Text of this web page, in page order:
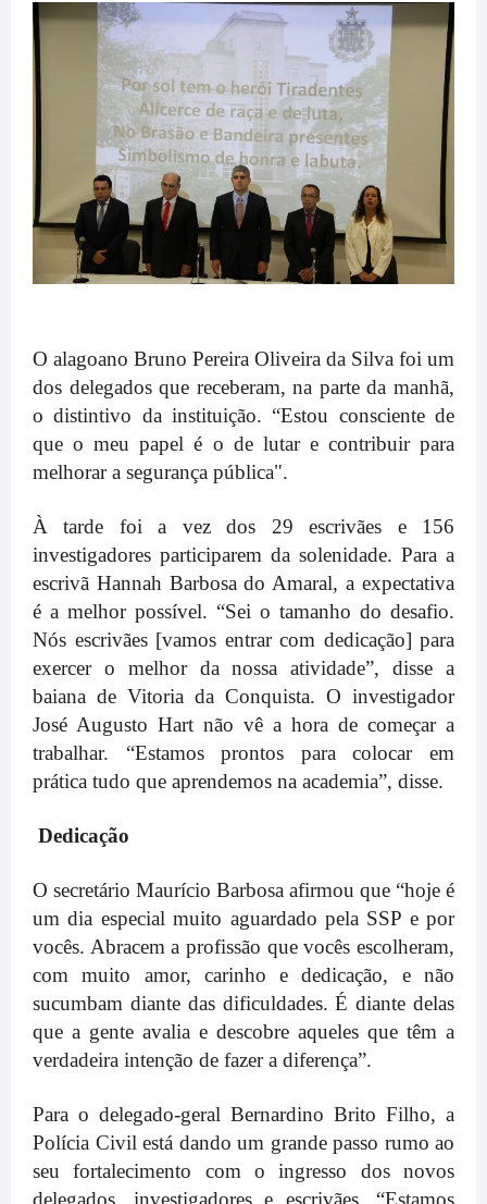
O alagoano Bruno Pereira Oliveira da Silva foi um
dos delegados que receberam, na parte da manhã,
o distintivo da instituição. “Estou consciente de
que o meu papel é o de lutar e contribuir para
melhorar a segurança pública".
À tarde foi a vez dos 29 escrivães e 156
investigadores participarem da solenidade. Para a
escrivã Hannah Barbosa do Amaral, a expectativa
é a melhor possível. “Sei o tamanho do desafio.
Nós escrivães [vamos entrar com dedicação] para
exercer o melhor da nossa atividade”, disse a
baiana de Vitoria da Conquista. O investigador
José Augusto Hart não vê a hora de começar a
trabalhar. “Estamos prontos para colocar em
prática tudo que aprendemos na academia”, disse.
Dedicação
O secretário Maurício Barbosa afirmou que “hoje é
um dia especial muito aguardado pela SSP e por
vocês. Abracem a profissão que vocês escolheram,
com muito amor, carinho e dedicação, e não
sucumbam diante das dificuldades. É diante delas
que a gente avalia e descobre aqueles que têm a
verdadeira intenção de fazer a diferença”.
Para o delegado-geral Bernardino Brito Filho, a
Polícia Civil está dando um grande passo rumo ao
seu fortalecimento com o ingresso dos novos
delegados, investigadores e escrivães. “Estamos